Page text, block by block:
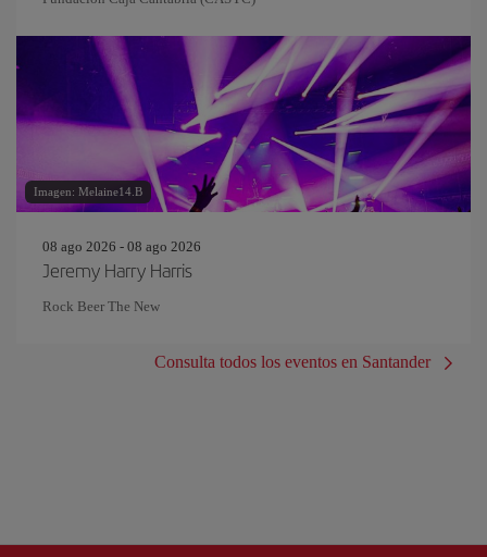
Imagen: Melaine14.B
08 ago 2026 - 08 ago 2026
Jeremy Harry Harris
Rock Beer The New
Consulta todos los eventos en Santander